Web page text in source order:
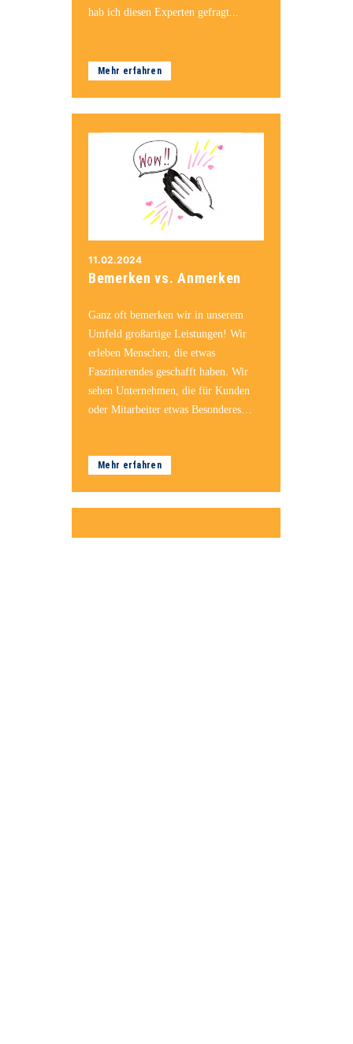
hab ich diesen Experten gefragt...
Mehr erfahren
11.02.2024
Bemerken vs. Anmerken
Ganz oft bemerken wir in unserem
Umfeld großartige Leistungen! Wir
erleben Menschen, die etwas
Faszinierendes geschafft haben. Wir
sehen Unternehmen, die für Kunden
oder Mitarbeiter etwas Besonderes
Mehr erfahren